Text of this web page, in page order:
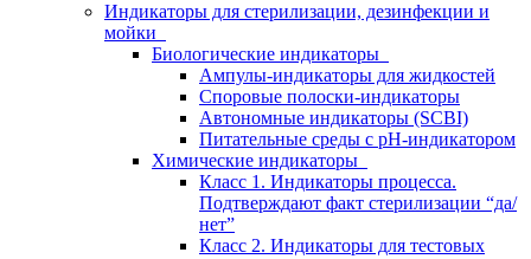
Индикаторы для стерилизации, дезинфекции и
мойки
Биологические индикаторы
Ампулы-индикаторы для жидкостей
Споровые полоски-индикаторы
Автономные индикаторы (SCBI)
Питательные среды с рН-индикатором
Химические индикаторы
Класс 1. Индикаторы процесса.
Подтверждают факт стерилизации “да/
нет”
Класс 2. Индикаторы для тестовых